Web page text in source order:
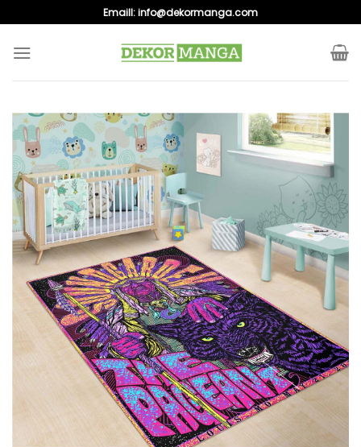
to
content
Emaill:info@dekormanga.com